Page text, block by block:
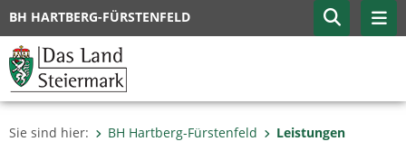
BH HARTBERG-FÜRSTENFELD
Sie sind hier: BH Hartberg-Fürstenfeld Leistungen